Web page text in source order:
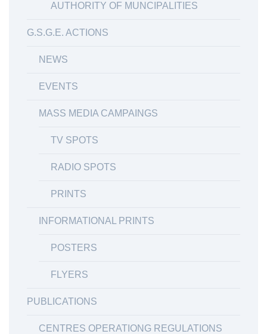
AUTHORITY OF MUNCIPALITIES
G.S.G.E. ACTIONS
NEWS
EVENTS
MASS MEDIA CAMPAINGS
TV SPOTS
RADIO SPOTS
PRINTS
INFORMATIONAL PRINTS
POSTERS
FLYERS
PUBLICATIONS
CENTRES OPERATIONG REGULATIONS